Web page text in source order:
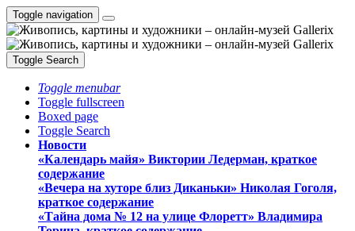
Toggle navigation
Toggle Search
Toggle menubar
Toggle fullscreen
Boxed page
Toggle Search
Новости
«Календарь майя» Виктории Ледерман, краткое
содержание
«Вечера на хуторе близ Диканьки» Николая Гоголя,
краткое содержание
«Тайна дома № 12 на улице Флоретт» Владимира